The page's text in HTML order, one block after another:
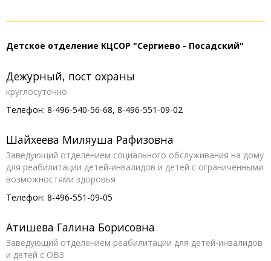
Детское отделение КЦСОР "Сергиево - Посадский"
Дежурный, пост охраны
круглосуточно
Телефон: 8-496-540-56-68, 8-496-551-09-02
Шайхеева Миляуша Рафизовна
Заведующий отделением социального обслуживания на дому
для реабилитации детей-инвалидов и детей с ограниченными
возможностями здоровья
Телефон: 8-496-551-09-05
Атишева Галина Борисовна
Заведующий отделением реабилитации для детей-инвалидов
и детей с ОВЗ